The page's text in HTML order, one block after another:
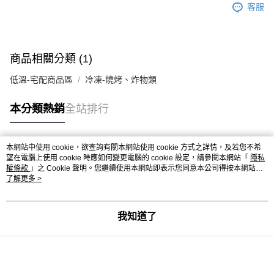
客服
商品相關分類 (1)
低溫-宅配商品區 冷凍-燒烤、炸物類
本分類熱銷全站排行
熱門標籤
本網站中使用 cookie，欲查詢有關本網站使用 cookie 方式之詳情，及若您不希
望在電腦上使用 cookie 時應如何變更電腦的 cookie 設定，請參閱本網站「 隱私
權條款 」之 Cookie 聲明。您繼續使用本網站即表示您同意本公司得按本網站使
用條款之 Cookie 聲明使用 cookie。
了解更多 >
我知道了